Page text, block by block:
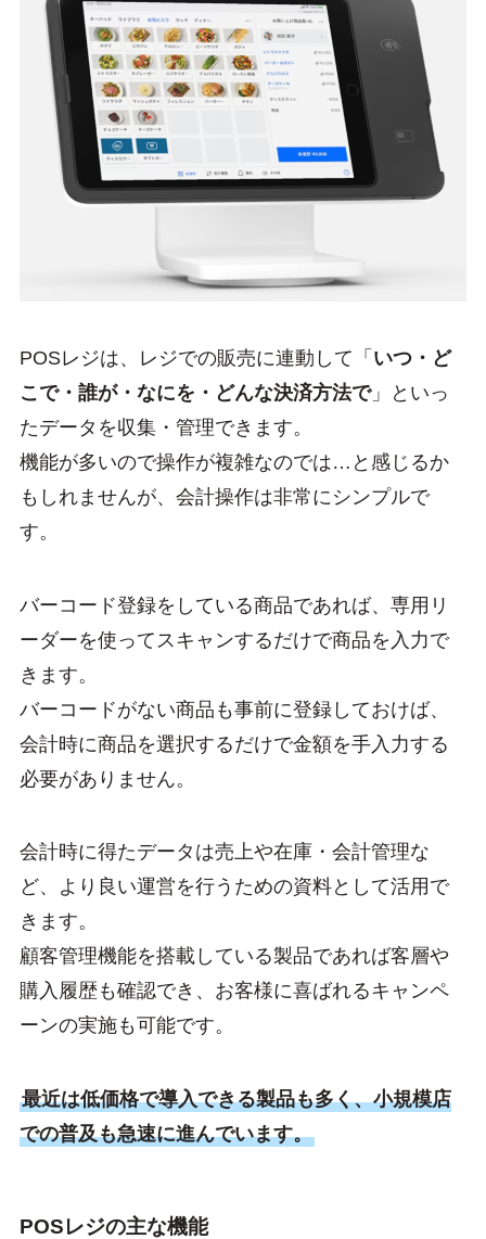
POSレジは、レジでの販売に連動して「 いつ・ど
こで・誰が・なにを・どんな決済方法で」といっ
たデータを収集・管理できます。
機能が多いので操作が複雑なのでは…と感じるか
もしれませんが、会計操作は非常にシンプルで
す。
バーコード登録をしている商品であれば、専用リ
ーダーを使ってスキャンするだけで商品を入力で
きます。
バーコードがない商品も事前に登録しておけば、
会計時に商品を選択するだけで金額を手入力する
必要がありません。
会計時に得たデータは売上や在庫・会計管理な
ど、より良い運営を行うための資料として活用で
きます。
顧客管理機能を搭載している製品であれば客層や
購入履歴も確認でき、お客様に喜ばれるキャンペ
ーンの実施も可能です。
最近は低価格で導入できる製品も多く、小規模店
での普及も急速に進んでいます。
POSレジの主な機能